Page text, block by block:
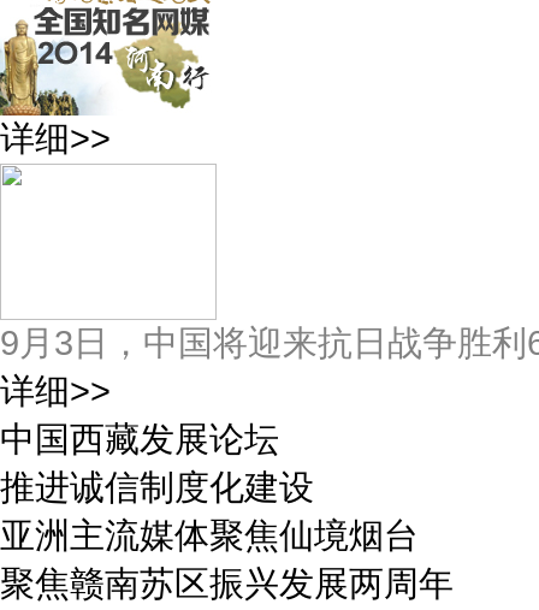
详细>>
9月3日，中国将迎来抗日战争胜
详细>>
中国西藏发展论坛
推进诚信制度化建设
亚洲主流媒体聚焦仙境烟台
聚焦赣南苏区振兴发展两周年